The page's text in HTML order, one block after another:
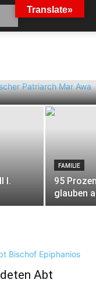
III.
I.
FAMILIE
95
glauben
Abt
Translate»